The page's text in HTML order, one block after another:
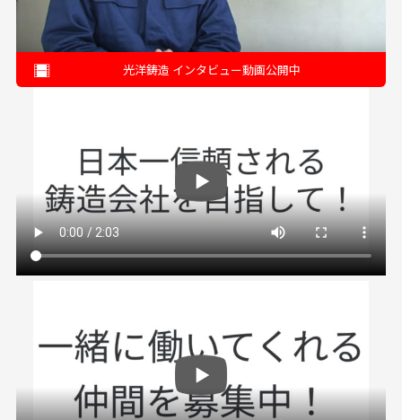
光洋鋳造 インタビュー動画公開中